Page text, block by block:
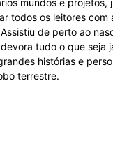
todos os leitores
de perto ao
tudo o que seja
histórias e
terrestre.